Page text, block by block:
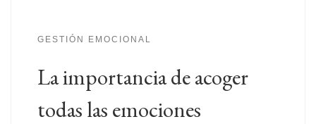
GESTIÓN EMOCIONAL
La importancia de acoger
todas las emociones